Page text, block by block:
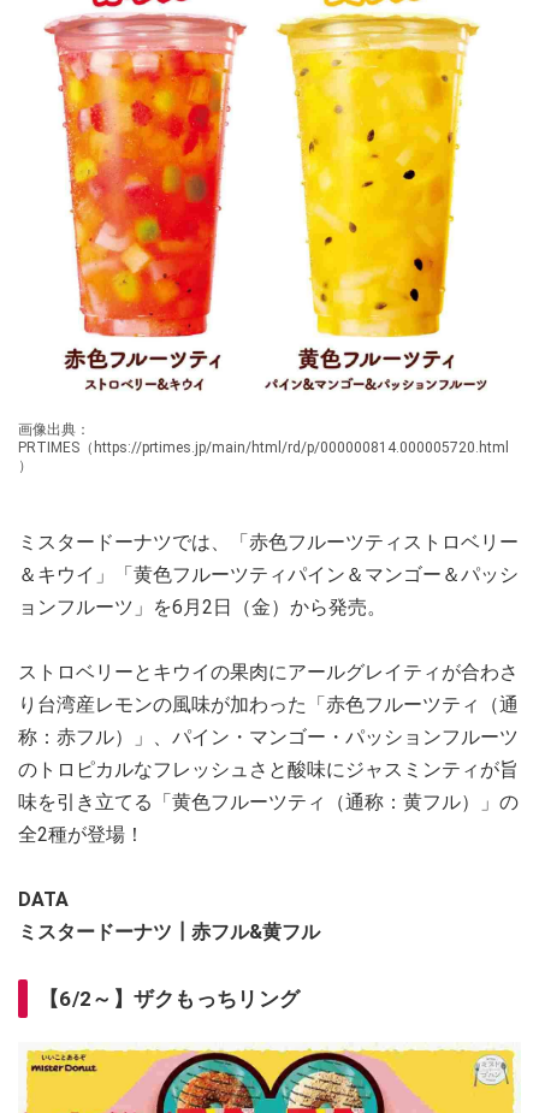
画像出典：
PRTIMES（https://prtimes.jp/main/html/rd/p/000000814.000005720.html
）
ミスタードーナツでは、「赤色フルーツティストロベリー
＆キウイ」「黄色フルーツティパイン＆マンゴー＆パッシ
ョンフルーツ」を6月2日（金）から発売。
ストロベリーとキウイの果肉にアールグレイティが合わさ
り台湾産レモンの風味が加わった「赤色フルーツティ（通
称：赤フル）」、パイン・マンゴー・パッションフルーツ
のトロピカルなフレッシュさと酸味にジャスミンティが旨
味を引き立てる「黄色フルーツティ（通称：黄フル）」の
全2種が登場！
DATA
ミスタードーナツ┃赤フル&黄フル
【6/2～】ザクもっちリング